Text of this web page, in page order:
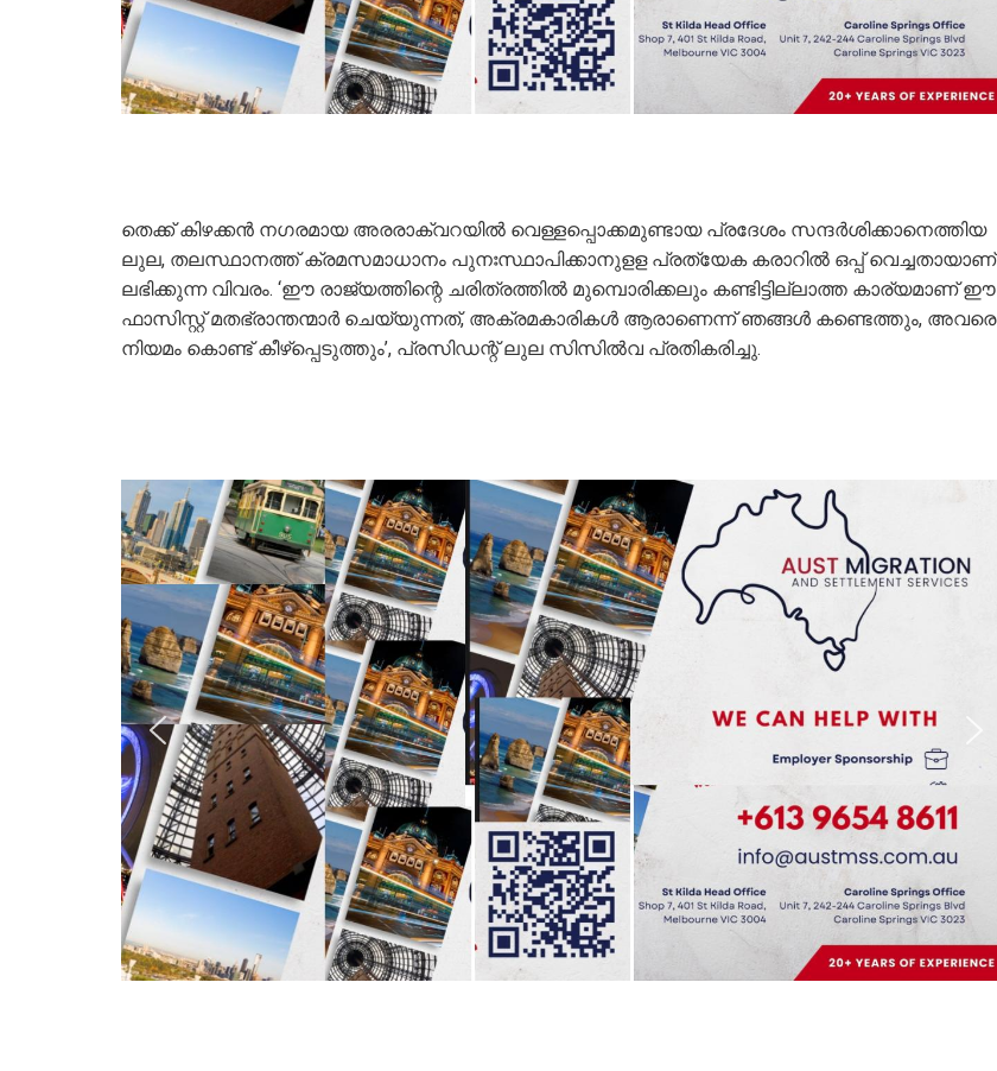
തെക്ക് കിഴക്കന്‍ നഗരമായ അരരാക്വറയില്‍ വെള്ളപ്പൊക്കമുണ്ടായ പ്രദേശം സന്ദര്‍ശിക്കാനെത്തിയ
ലുല, തലസ്ഥാനത്ത് ക്രമസമാധാനം പുനഃസ്ഥാപിക്കാനുളള പ്രത്യേക കരാറില്‍ ഒപ്പ് വെച്ചതായാണ്
ലഭിക്കുന്ന വിവരം. ‘ഈ രാജ്യത്തിന്റെ ചരിത്രത്തില്‍ മുമ്പൊരിക്കലും കണ്ടിട്ടില്ലാത്ത കാര്യമാണ് ഈ
ഫാസിസ്റ്റ് മതഭ്രാന്തന്മാര്‍ ചെയ്യുന്നത്, അക്രമകാരികള്‍ ആരാണെന്ന് ഞങ്ങള്‍ കണ്ടെത്തും, അവരെ
നിയമം കൊണ്ട് കീഴ്‌പ്പെടുത്തും’, പ്രസിഡന്റ് ലുല സിസില്‍വ പ്രതികരിച്ചു.